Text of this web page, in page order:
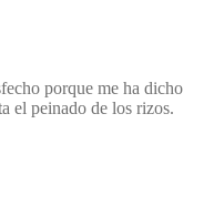
porque me ha dicho
el peinado de los rizos.